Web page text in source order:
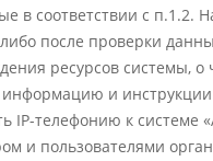
в соответствии с
после проверки
ресурсов системы,
и
IP-телефонию к
и пользователями